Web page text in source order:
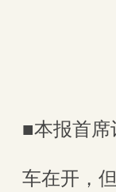
■本报首
车在开，